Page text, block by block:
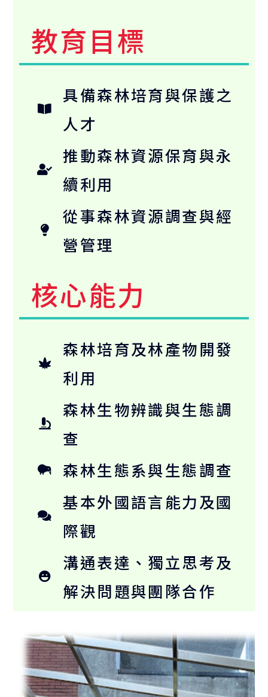
教育目標
具備森林培育與保護之
人才
推動森林資源保育與永
續利用
從事森林資源調查與經
營管理
核心能力
森林培育及林產物開發
利用
森林生物辨識與生態調
查
森林生態系與生態調查
基本外國語言能力及國
際觀
溝通表達、獨立思考及
解決問題與團隊合作